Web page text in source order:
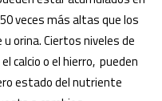
veces más altas que los
orina. Ciertos niveles de
calcio o el hierro, pueden
estado del nutriente